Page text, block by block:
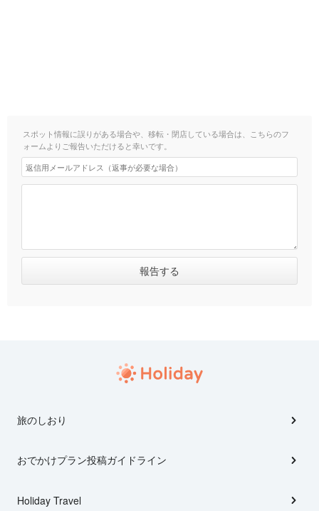
スポット情報に誤りがある場合や、移転・閉店している場合は、こちらのフ
ォームよりご報告いただけると幸いです。
旅のしおり
おでかけプラン投稿ガイドライン
Holiday Travel